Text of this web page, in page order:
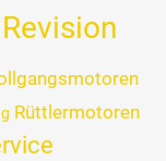
Revision
Rüttlermotoren